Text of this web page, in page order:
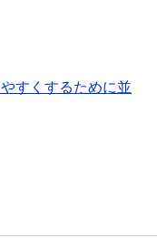
すくするために並